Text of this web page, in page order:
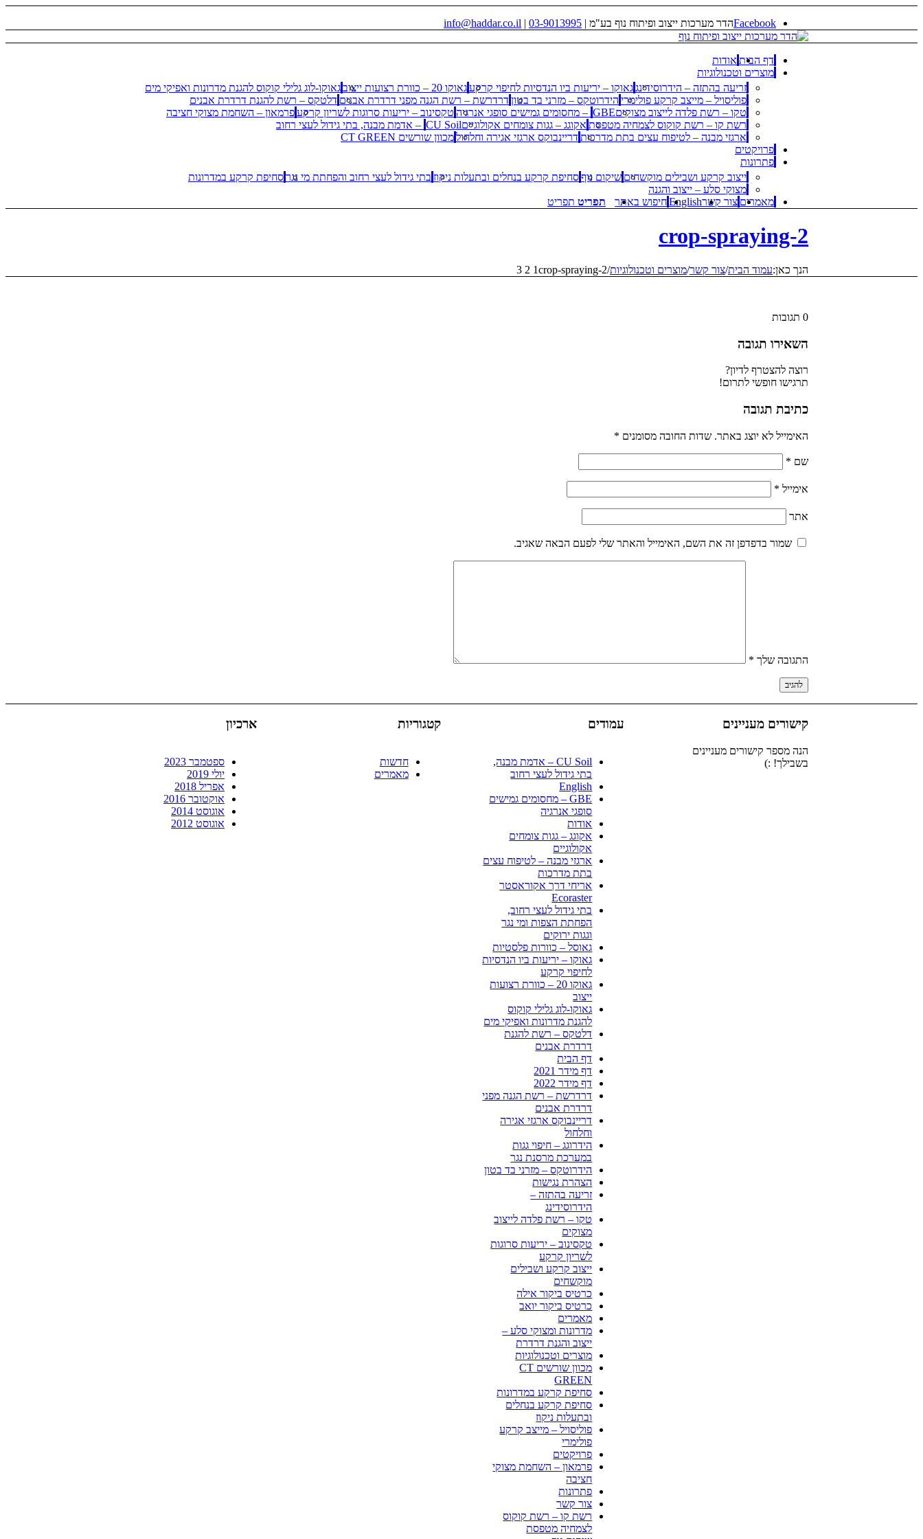
Facebookהדר מערכות ייצוב ופיתוח נוף בע"מ | 03-9013995
|
info@haddar.co.il
דף הבית אודות
מוצרים וטכנולוגיות
זריעה בהתזה – הידרוסידינגגאוקו – יריעות ביו הנדסיות לחיפוי קרקעגאוקו 20 – כוורת רצועות ייצוב
גאוקו-לוג גלילי קוקוס להגנת מדרונות ואפיקי מים
פוליסויל – מייצב קרקע פולימרי הידרוטקס – מזרני בד בטון דרדרשת – רשת הגנה מפני דרדרת אבנים דלטקס – רשת להגנת דרדרת אבנים
טקו – רשת פלדה לייצוב מצוקיםGBE – מחסומים גמישים סופגי אנרגיה טקסינוב – יריעות סרוגות לשריון קרקעפרמאון – השחמת מצוקי חציבה
רשת קו – רשת קוקוס לצמחיה מטפסת אקוגג – גגות צומחים אקולוגייםCU Soil – אדמת מבנה, בתי גידול לעצי רחוב
ארגזי מבנה – לטיפוח עצים בתת מדרכות דריינבוקס ארגזי אגירה וחלחולמכוון שורשים CT GREEN
פרויקטים
פתרונות
ייצוב קרקע ושבילים מוקשחים שיקום נוףסחיפת קרקע בנחלים ובתעלות ניקוז בתי גידול לעצי רחוב והפחתת מי נגרסחיפת קרקע במדרונות
מצוקי סלע – ייצוב והגנה
מאמרים צור קשרEnglishחיפוש באתר תפריט תפריט
crop-spraying-2
הנך כאן:עמוד הבית 1 /צור קשר 2 /מוצרים וטכנולוגיות 3 /
crop-spraying-2
0 תגובות
השאירו תגובה
רוצה להצטרף לדיון?
תרגישו חופשי לתרום!
כתיבת תגובה
האימייל לא יוצג באתר. שדות החובה מסומנים *
שם *
אימייל *
אתר
שמור בדפדפן זה את השם, האימייל והאתר שלי לפעם הבאה שאגיב.
התגובה שלך *
קישורים מעניינים
הנה מספר קישורים מעניינים
בשבילך! :)
עמודים
CU Soil – אדמת מבנה,
בתי גידול לעצי רחוב
English
GBE – מחסומים גמישים
סופגי אנרגיה
אודות
אקוגג – גגות צומחים
אקולוגיים
ארגזי מבנה – לטיפוח עצים
בתת מדרכות
אריחי דרך אקוראסטר
Ecoraster
בתי גידול לעצי רחוב,
הפחתת הצפות ומי נגר
וגגות ירוקים
גאוסל – כוורות פלסטיות
גאוקו – יריעות ביו הנדסיות
לחיפוי קרקע
גאוקו 20 – כוורת רצועות
ייצוב
גאוקו-לוג גלילי קוקוס
להגנת מדרונות ואפיקי מים
דלטקס – רשת להגנת
דרדרת אבנים
דף הבית
דף מידר 2021
דף מידר 2022
דרדרשת – רשת הגנה מפני
דרדרת אבנים
דריינבוקס ארגזי אגירה
וחלחול
הידרוגג – חיפוי גגות
במערכת מרסנת נגר
הידרוטקס – מזרני בד בטון
הצהרת נגישות
זריעה בהתזה –
הידרוסידינג
טקו – רשת פלדה לייצוב
מצוקים
טקסינוב – יריעות סרוגות
לשריון קרקע
ייצוב קרקע ושבילים
מוקשחים
כרטיס ביקור אילה
כרטיס ביקור יואב
מאמרים
מדרונות ומצוקי סלע –
ייצוב והגנת דרדרת
מוצרים וטכנולוגיות
מכוון שורשים CT
GREEN
סחיפת קרקע במדרונות
סחיפת קרקע בנחלים
ובתעלות ניקוז
פוליסויל – מייצב קרקע
פולימרי
פרויקטים
פרמאון – השחמת מצוקי
חציבה
פתרונות
צור קשר
רשת קו – רשת קוקוס
לצמחיה מטפסת
קטגוריות
חדשות
מאמרים
ארכיון
ספטמבר 2023
יולי 2019
אפריל 2018
אוקטובר 2016
אוגוסט 2014
אוגוסט 2012